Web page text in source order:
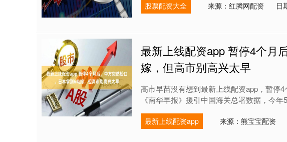
股票配资大全 来源：红腾网配资
日
最新上线配资app 暂停4个月
嫁，但高市别高兴太早
高市早苗没有想到最新上线配资app，暂停
《南华早报》援引中国海关总署数据，今
最新上线配资app 来源：熊宝宝配资